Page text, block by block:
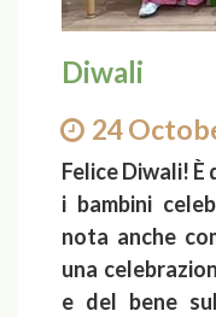
Diwali
24
Felice Diwali!
i bambini
nota anche
una
e del bene